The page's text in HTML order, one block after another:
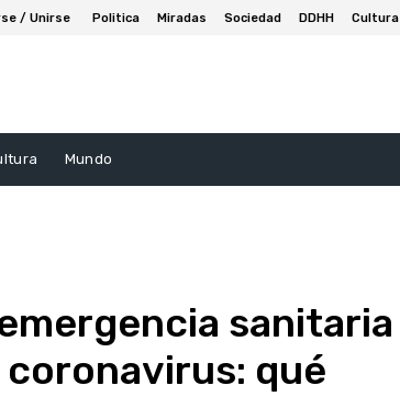
/ Unirse Politica Miradas Sociedad DDHH Cultura
Mundo
sanitaria
coronavirus: qué